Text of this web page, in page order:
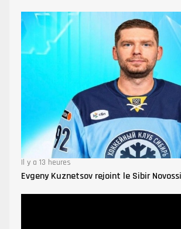
Il y a 13 heures
Evgeny Kuznetsov rejoint le Sibir